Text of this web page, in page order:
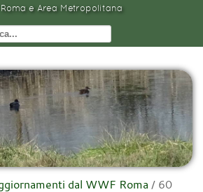
e Area Metropolitana
dal WWF Roma / 60